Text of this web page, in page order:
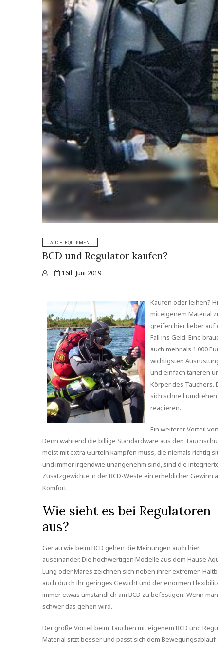
TAUCH-EQUIPMENT
BCD und Regulator kaufen?
16th Juni 2019
Kaufen oder leihen?
mit eigenem Material
greifen hier lieber auf
Fall ins Geld. Eine
auch mehr als 1.000
wichtigsten
und einfach tarieren
Körper des Tauchers.
sich schnell
reagieren.
Ein weiterer Vorteil
Denn während die billige Standardware aus den
meist mit extra Gürteln kämpfen muss, die niemals richtig
und immer irgendwie unangenehm sind, sind die
Zusatzgewichte in der BCD-Weste ein erheblicher Gewinn
Komfort.
Wie sieht es bei Regulatoren
aus?
Genau wie beim BCD gehen die Meinungen auch hier
auseinander. Die hochwertigen Modelle aus dem Hause
Lung oder Mares zeichnen sich neben ihrer extremen
auch durch ihr geringes Gewicht und der enormen
immer etwas umständlich am BCD zu befestigen. Wenn
schwer das gehen wird.
Der große Vorteil beim Tauchen mit eigenem BCD und
Material sitzt besser und passt sich dem